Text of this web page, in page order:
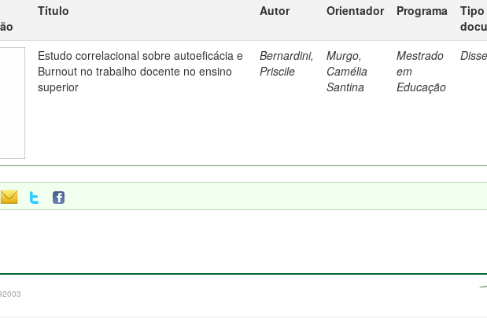
Título Autor Orientador Programa
Tipo
Estudo correlacional sobre autoeficácia e
Burnout no trabalho docente no ensino
superior
Bernardini,
Priscile
Murgo,
Camélia
Santina
Mestrado
em
Educação